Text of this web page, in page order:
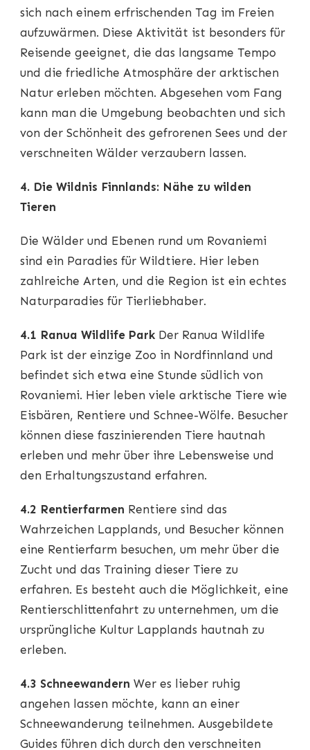
sich nach einem erfrischenden Tag im Freien
aufzuwärmen. Diese Aktivität ist besonders für
Reisende geeignet, die das langsame Tempo
und die friedliche Atmosphäre der arktischen
Natur erleben möchten. Abgesehen vom Fang
kann man die Umgebung beobachten und sich
von der Schönheit des gefrorenen Sees und der
verschneiten Wälder verzaubern lassen.
4. Die Wildnis Finnlands: Nähe zu wilden
Tieren
Die Wälder und Ebenen rund um Rovaniemi
sind ein Paradies für Wildtiere. Hier leben
zahlreiche Arten, und die Region ist ein echtes
Naturparadies für Tierliebhaber.
4.1 Ranua Wildlife Park Der Ranua Wildlife
Park ist der einzige Zoo in Nordfinnland und
befindet sich etwa eine Stunde südlich von
Rovaniemi. Hier leben viele arktische Tiere wie
Eisbären, Rentiere und Schnee-Wölfe. Besucher
können diese faszinierenden Tiere hautnah
erleben und mehr über ihre Lebensweise und
den Erhaltungszustand erfahren.
4.2 Rentierfarmen Rentiere sind das
Wahrzeichen Lapplands, und Besucher können
eine Rentierfarm besuchen, um mehr über die
Zucht und das Training dieser Tiere zu
erfahren. Es besteht auch die Möglichkeit, eine
Rentierschlittenfahrt zu unternehmen, um die
ursprüngliche Kultur Lapplands hautnah zu
erleben.
4.3 Schneewandern Wer es lieber ruhig
angehen lassen möchte, kann an einer
Schneewanderung teilnehmen. Ausgebildete
Guides führen dich durch den verschneiten